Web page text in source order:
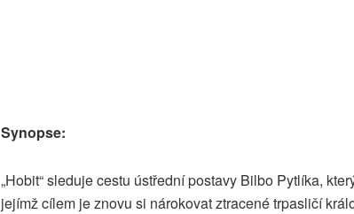
Synopse:
„Hobit“ sleduje cestu ústřední postavy Bilbo Pytlíka,
jejímž cílem je znovu si nárokovat ztracené trpasličí